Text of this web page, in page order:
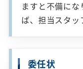
ますと不備に
ば、担当スタッ
委任状